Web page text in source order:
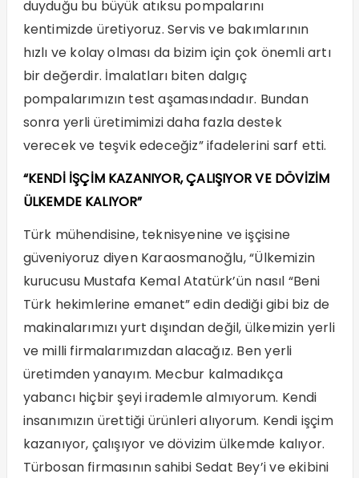
duyduğu bu büyük atıksu pompalarını
kentimizde üretiyoruz. Servis ve bakımlarının
hızlı ve kolay olması da bizim için çok önemli artı
bir değerdir. İmalatları biten dalgıç
pompalarımızın test aşamasındadır. Bundan
sonra yerli üretimimizi daha fazla destek
verecek ve teşvik edeceğiz” ifadelerini sarf etti.
“KENDİ İŞÇİM KAZANIYOR, ÇALIŞIYOR VE DÖVİZİM
ÜLKEMDE KALIYOR”
Türk mühendisine, teknisyenine ve işçisine
güveniyoruz diyen Karaosmanoğlu, “Ülkemizin
kurucusu Mustafa Kemal Atatürk’ün nasıl “Beni
Türk hekimlerine emanet” edin dediği gibi biz de
makinalarımızı yurt dışından değil, ülkemizin yerli
ve milli firmalarımızdan alacağız. Ben yerli
üretimden yanayım. Mecbur kalmadıkça
yabancı hiçbir şeyi irademle almıyorum. Kendi
insanımızın ürettiği ürünleri alıyorum. Kendi işçim
kazanıyor, çalışıyor ve dövizim ülkemde kalıyor.
Türbosan firmasının sahibi Sedat Bey’i ve ekibini